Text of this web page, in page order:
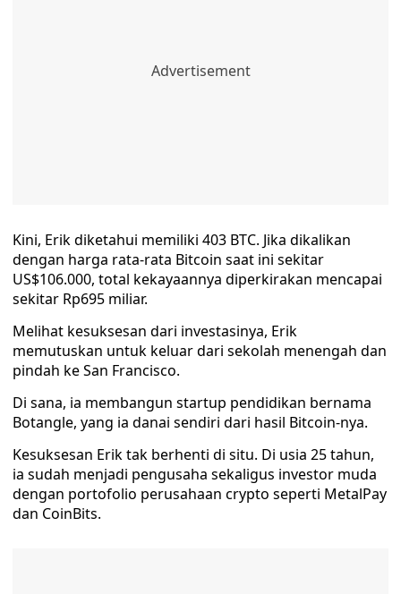
Kini, Erik diketahui memiliki 403 BTC. Jika dikalikan
dengan harga rata-rata Bitcoin saat ini sekitar
US$106.000, total kekayaannya diperkirakan mencapai
sekitar Rp695 miliar.
Melihat kesuksesan dari investasinya, Erik
memutuskan untuk keluar dari sekolah menengah dan
pindah ke San Francisco.
Di sana, ia membangun startup pendidikan bernama
Botangle, yang ia danai sendiri dari hasil Bitcoin-nya.
Kesuksesan Erik tak berhenti di situ. Di usia 25 tahun,
ia sudah menjadi pengusaha sekaligus investor muda
dengan portofolio perusahaan crypto seperti MetalPay
dan CoinBits.